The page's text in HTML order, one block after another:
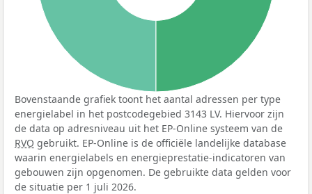
Bovenstaande grafiek toont het aantal adressen per type
energielabel in het postcodegebied 3143 LV. Hiervoor zijn
de data op adresniveau uit het EP-Online systeem van de
RVO gebruikt. EP-Online is de officiële landelijke database
waarin energielabels en energieprestatie-indicatoren van
gebouwen zijn opgenomen. De gebruikte data gelden voor
de situatie per 1 juli 2026.